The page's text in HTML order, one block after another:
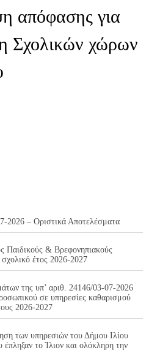
απόφασης για
Σχολικών χώρων
2026 – Οριστικά Αποτελέσματα
Παιδικούς & Βρεφονηπιακούς
έτος 2026-2027
της υπ’ αριθ. 24146/03-07-2026
σε υπηρεσίες καθαρισμού
2026-2027
των υπηρεσιών του Δήμου Ιλίου
έπληξαν το Ίλιον και ολόκληρη την